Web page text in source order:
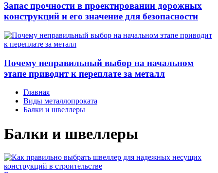
Запас прочности в проектировании дорожных
конструкций и его значение для безопасности
Почему неправильный выбор на начальном
этапе приводит к переплате за металл
Главная
Виды металлопроката
Балки и швеллеры
Балки и швеллеры